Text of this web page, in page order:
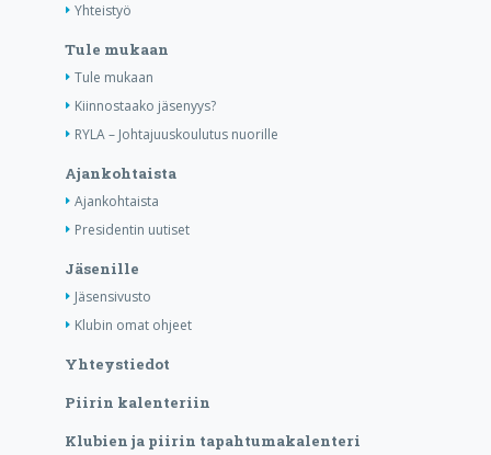
Yhteistyö
Tule mukaan
Tule mukaan
Kiinnostaako jäsenyys?
RYLA – Johtajuuskoulutus nuorille
Ajankohtaista
Ajankohtaista
Presidentin uutiset
Jäsenille
Jäsensivusto
Klubin omat ohjeet
Yhteystiedot
Piirin kalenteriin
Klubien ja piirin tapahtumakalenteri